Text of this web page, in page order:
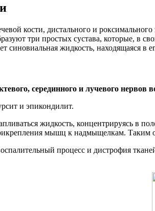
кости, дистального и
три простых сустава, которые, в
синовиальная жидкость, находящаяся в
серединного и лучевого нервов
и эпикондилит.
жидкость, концентрируясь в
мышц к надмыщелкам. Таким
процесс и дистрофия